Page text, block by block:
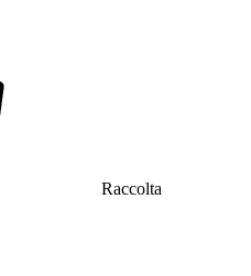
Raccolta